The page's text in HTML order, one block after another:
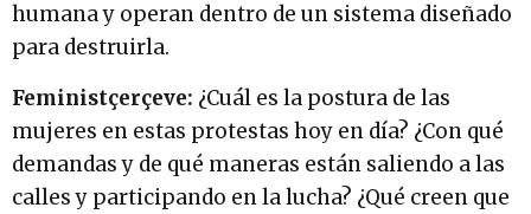
humana y operan dentro de un sistema diseñado
para destruirla.
Feministçerçeve: ¿Cuál es la postura de las
mujeres en estas protestas hoy en día? ¿Con qué
demandas y de qué maneras están saliendo a las
calles y participando en la lucha? ¿Qué creen que